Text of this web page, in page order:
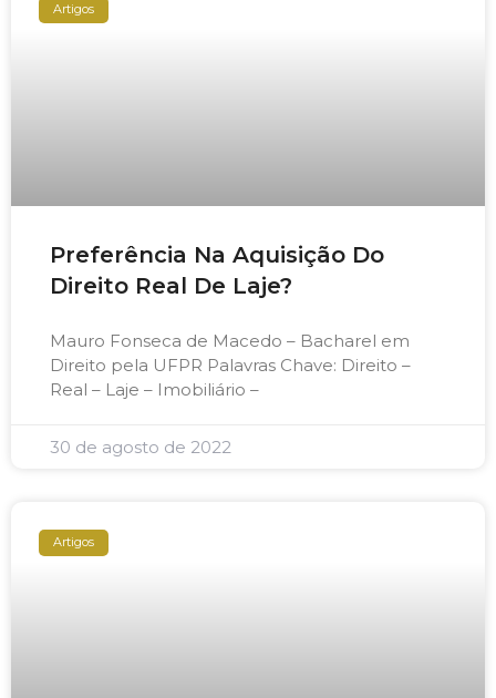
Artigos
Preferência Na Aquisição Do
Direito Real De Laje?
Mauro Fonseca de Macedo – Bacharel em
Direito pela UFPR Palavras Chave: Direito –
Real – Laje – Imobiliário –
30 de agosto de 2022
Artigos